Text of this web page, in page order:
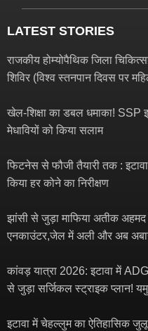
LATEST STORIES
राजकीय होम्योपैथिक जिला
शिविर (विश्व स्तनपान दिवस पर
खेल-शिक्षा का डबल धमाका! SSP
मेधावियों को किया सलाम
फिटनेस से फौजी तैयारी तक :
किया हर कोने का निरीक्षण
झांसी से जुड़ा माफिया अतीक
एनकाउंटर,जेल में अली और अब
कांवड़ यात्रा 2026: इटावा में
से जुड़ा सर्जिकल स्ट्राइक प्लान!
इटावा में चेहल्लुम का